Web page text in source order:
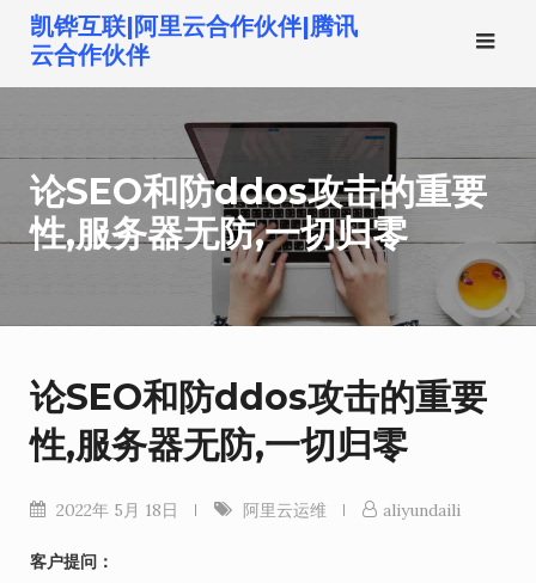
到
凯铧互联|阿里云合作伙伴|腾讯
云合作伙伴
论SEO和防ddos攻击的重要
性,服务器无防,一切归零
论SEO和防ddos攻击的重要
性,服务器无防,一切归零
2022年 5月 18日 阿里云运维 aliyundaili
客户提问：